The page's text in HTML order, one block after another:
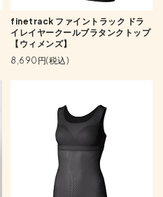
finetrack ファイントラック ドラ
イレイヤークールブラタンクトップ
【ウィメンズ】
8,690円(税込)